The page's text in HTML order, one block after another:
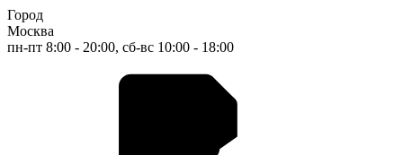
Город
Москва
пн-пт 8:00 - 20:00, сб-вс 10:00 - 18:00